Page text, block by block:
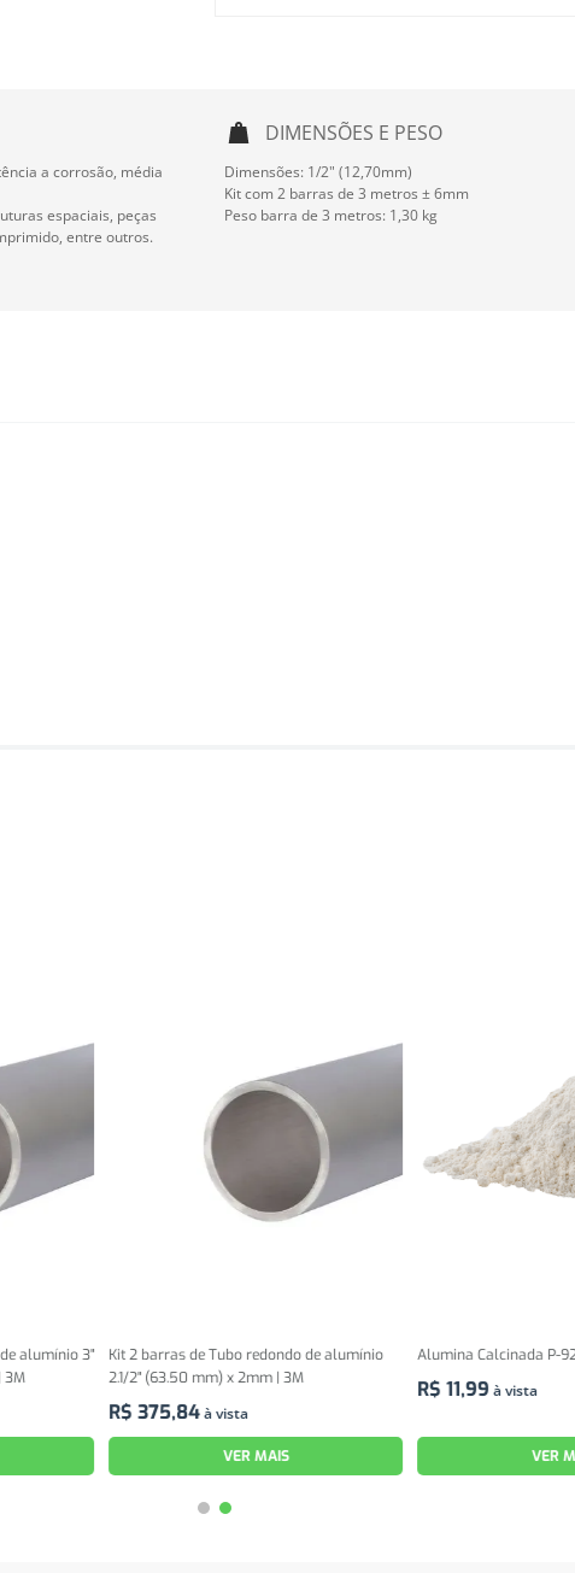
a corrosão, média
espaciais, peças
entre outros.
DIMENSÕES E PESO
Dimensões: 1/2" (12,70mm)
Kit com 2 barras de 3 metros ± 6mm
Peso barra de 3 metros: 1,30 kg
3"
Kit 2 barras de Tubo redondo de alumínio
2.1/2" (63.50 mm) x 2mm | 3M
375, 84à vista
VER MAIS
Alumina Calcinada P-923 (kg)
11,99à vista
VER MAIS